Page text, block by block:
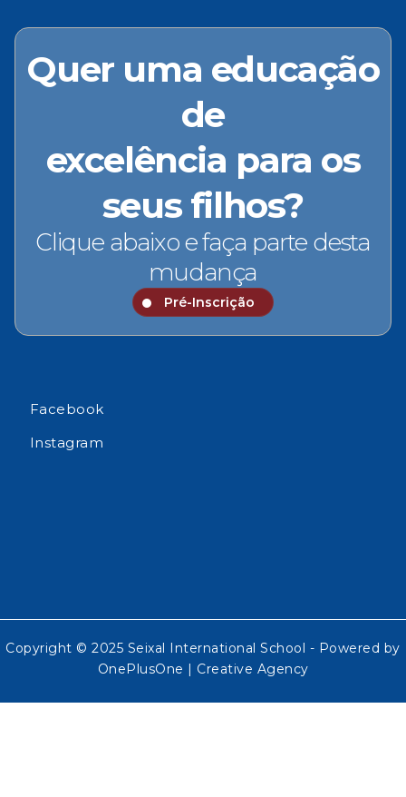
Quer uma educação
de
excelência para os
seus filhos?
Clique abaixo e faça parte desta
mudança
Pré-Inscrição
Facebook
Instagram
Copyright © 2025 Seixal International School - Powered by
OnePlusOne | Creative Agency